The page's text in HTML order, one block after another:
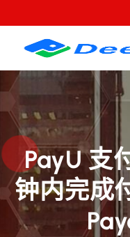
转
容
PayU 支
钟内完成